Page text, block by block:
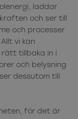
laddar
och ser till
och processer
vi kan
tillbaka in i
och belysning
dessutom till
för det är